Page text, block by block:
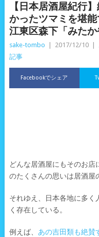
【日本居酒屋紀行
かったツマミを堪
江東区森下「みたか
sake-tombo 2017/12/10
記事
Facebookでシェア
どんな居酒屋にもそのお
のたくさんの思いは居酒屋
それゆえ、日本各地に多く
く存在している。
例えば、 あの吉田類も絶賛